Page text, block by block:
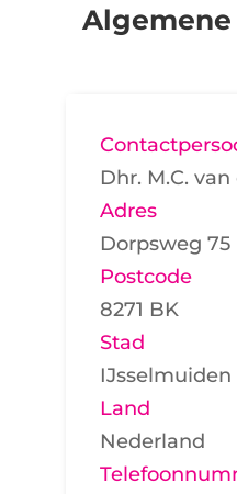
Dhr. M.C.
Adres
Dorpsweg 75
Postcode
8271 BK
Stad
IJsselmuiden
Land
Nederland